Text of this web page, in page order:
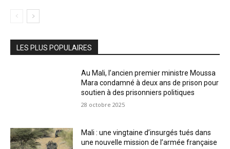
LES PLUS POPULAIRES
Au Mali, l’ancien premier ministre Moussa
Mara condamné à deux ans de prison pour
soutien à des prisonniers politiques
28 octobre 2025
Mali : une vingtaine d’insurgés tués dans
une nouvelle mission de l’armée française